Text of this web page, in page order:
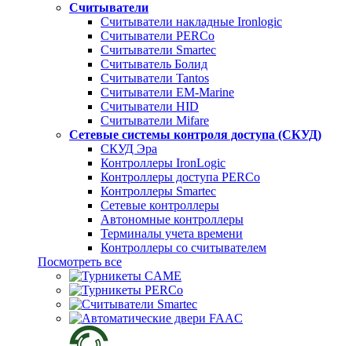
Считыватели
Считыватели накладные Ironlogic
Считыватели PERCo
Считыватели Smartec
Считыватель Болид
Считыватели Tantos
Считыватели EM-Marine
Считыватели HID
Считыватели Mifare
Сетевые системы контроля доступа (СКУД)
СКУД Эра
Контроллеры IronLogic
Контроллеры доступа PERCo
Контроллеры Smartec
Сетевые контроллеры
Автономные контроллеры
Терминалы учета времени
Контроллеры со считывателем
Посмотреть все